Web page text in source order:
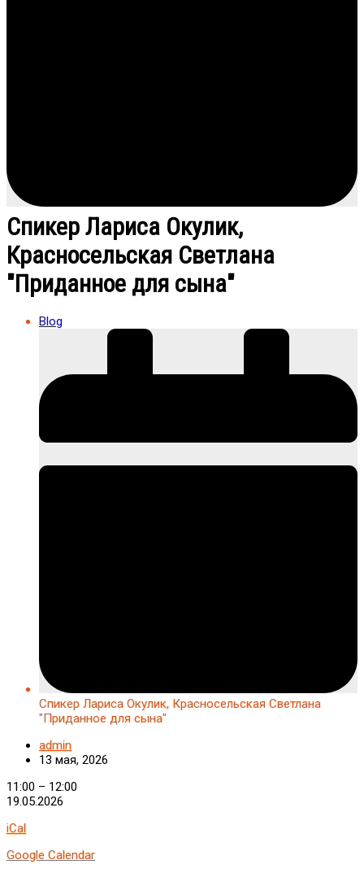
Спикер Лариса Окулик,
Красносельская Светлана
"Приданное для сына"
Blog
Спикер Лариса Окулик, Красносельская Светлана
"Приданное для сына"
admin
13 мая, 2026
Спикер
Лариса
Красносельская
"Приданное
11:00 – 12:00
19.05.2026
iCal
Google Calendar